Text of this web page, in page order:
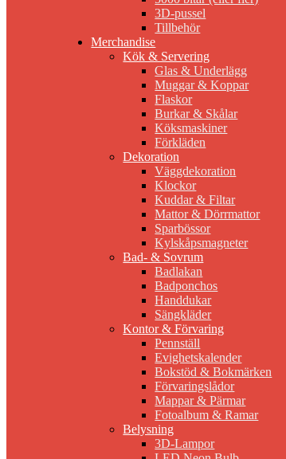
3D-pussel
Tillbehör
Merchandise
Kök & Servering
Glas & Underlägg
Muggar & Koppar
Flaskor
Burkar & Skålar
Köksmaskiner
Förkläden
Dekoration
Väggdekoration
Klockor
Kuddar & Filtar
Mattor & Dörrmattor
Sparbössor
Kylskåpsmagneter
Bad- & Sovrum
Badlakan
Badponchos
Handdukar
Sängkläder
Kontor & Förvaring
Pennställ
Evighetskalender
Bokstöd & Bokmärken
Förvaringslådor
Mappar & Pärmar
Fotoalbum & Ramar
Belysning
3D-Lampor